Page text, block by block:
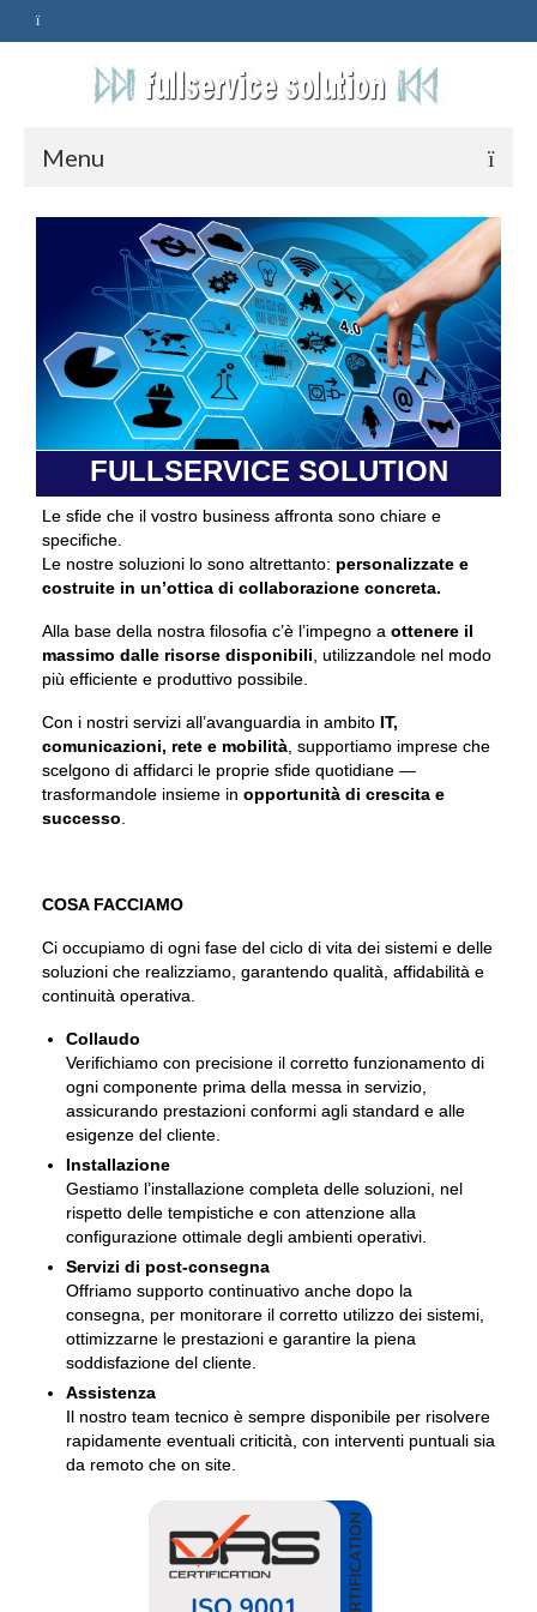
Menu
HOME
ASSISTENZA
POLITICA
Qualità
PRIVACY
CONTATTI
FULLSERVICE SOLUTION
Le sfide che il vostro business affronta sono chiare e
specifiche.
Le nostre soluzioni lo sono altrettanto: personalizzate e
costruite in un’ottica di collaborazione concreta.
Alla base della nostra filosofia c’è l’impegno a ottenere il
massimo dalle risorse disponibili , utilizzandole nel modo
più efficiente e produttivo possibile.
Con i nostri servizi all’avanguardia in ambito IT,
comunicazioni, rete e mobilità , supportiamo imprese che
scelgono di affidarci le proprie sfide quotidiane —
trasformandole insieme in opportunità di crescita e
successo
COSA FACCIAMO
Ci occupiamo di ogni fase del ciclo di vita dei sistemi e delle
soluzioni che realizziamo, garantendo qualità, affidabilità e
continuità operativa.
Collaudo
Verifichiamo con precisione il corretto funzionamento di
ogni componente prima della messa in servizio,
assicurando prestazioni conformi agli standard e alle
esigenze del cliente.
Installazione
Gestiamo l’installazione completa delle soluzioni, nel
rispetto delle tempistiche e con attenzione alla
configurazione ottimale degli ambienti operativi.
Servizi di post-consegna
Offriamo supporto continuativo anche dopo la
consegna, per monitorare il corretto utilizzo dei sistemi,
ottimizzarne le prestazioni e garantire la piena
soddisfazione del cliente.
Assistenza
Il nostro team tecnico è sempre disponibile per risolvere
rapidamente eventuali criticità, con interventi puntuali sia
da remoto che on site.